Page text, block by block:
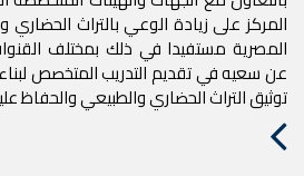
المركز على زيادة الوعي بالتراث
المصرية مستفيدا في ذلك بمختلف
عن سعيه في تقديم التدريب المتخصص
توثيق التراث الحضاري والطبيعي والحفاظ